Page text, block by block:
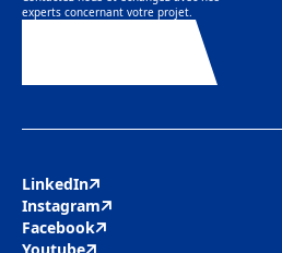
observations et de vos propositions qui nous
experts concernant votre projet.
LinkedIn
Instagram
Facebook